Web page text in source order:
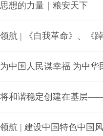
思想的力量｜粮安天下
领航 | 《自我革命》、《
将和谐稳定创建在基层
领航 | 建设中国特色中国